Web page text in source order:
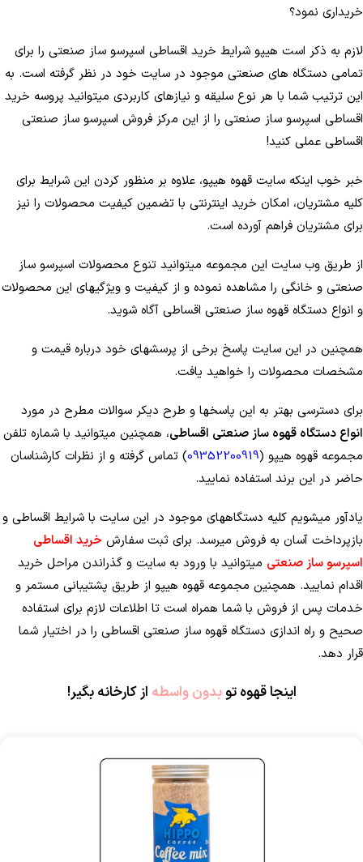
خریداری نمود؟
لازم به ذکر است هیپو شرایط خرید اقساطی اسپرسو ساز صنعتی را برای
تمامی دستگاه های صنعتی موجود در سایت خود در نظر گرفته است. به
این ترتیب شما با هر نوع سلیقه و نیازهای کاربردی می­توانید پروسه خرید
اقساطی اسپرسو ساز صنعتی را از این مرکز فروش اسپرسو ساز صنعتی
اقساطی عملی کنید!
خبر خوب اینکه سایت قهوه هیپو، علاوه بر منظور کردن این شرایط برای
کلیه مشتریان، امکان خرید اینترنتی با تضمین کیفیت محصولات را نیز
برای مشتریان فراهم آورده است.
از طریق وب سایت این مجموعه می­توانید تنوع محصولات اسپرسو ساز
صنعتی و خانگی را مشاهده نموده و از کیفیت و ویژگی­های این محصولات
و انواع دستگاه قهوه ساز صنعتی اقساطی آگاه شوید.
همچنین در این سایت پاسخ برخی از پرسش­های خود درباره قیمت و
مشخصات محصولات را خواهید یافت.
برای دسترسی بهتر به این پاسخ­ها و طرح دیکر سوالات مطرح در مورد
انواع دستگاه قهوه ساز صنعتی اقساطی، همچنین می­توانید با شماره تلفن
مجموعه قهوه هیپو (09352200919) تماس گرفته و از نظرات کارشناسان
حاضر در این برند استفاده نمایید.
یادآور می­شویم کلیه دستگاه­های موجود در این سایت با شرایط اقساطی و
بازپرداخت آسان به فروش می­رسد. برای ثبت سفارش خرید اقساطی
اسپرسو ساز صنعتی می­توانید با ورود به سایت و گذراندن مراحل خرید
اقدام نمایید. همچنین مجموعه قهوه هیپو از طریق پشتیبانی مستمر و
خدمات پس از فروش با شما همراه است تا اطلاعات لازم برای استفاده
صحیح و راه ­اندازی دستگاه قهوه ساز صنعتی اقساطی را در اختیار شما
قرار دهد.
اینجا قهوه تو بدون واسطه از کارخانه بگیر!